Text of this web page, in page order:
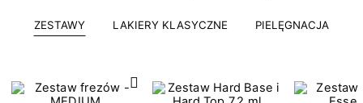
ZESTAWY LAKIERY KLASYCZNE PIELĘGNACJA